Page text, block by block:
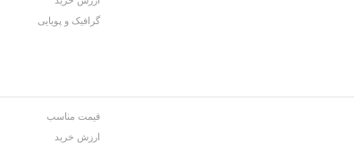
گرافیک و پویایی
قیمت مناسب
ارزش خرید